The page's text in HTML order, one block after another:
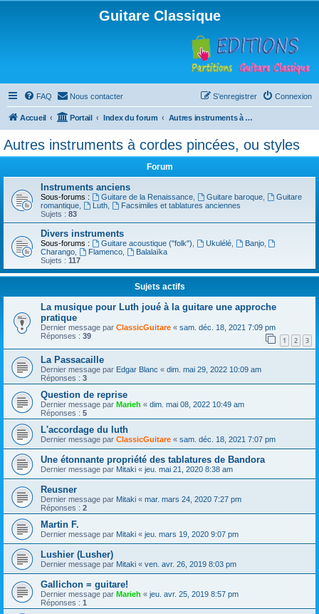
Guitare Classique
FAQ Nous contacter Connexion
S’enregistrer
Accueil Portail Index du forum Autres instruments à cordes pincées, ou styles
Autres instruments à cordes pincées, ou styles
Forum
Instruments anciens
Sous-forums : Guitare de la Renaissance, Guitare baroque,
Guitare
romantique
Luth,
Facsimiles et tablatures anciennes
Sujets : 83
Divers instruments
Sous-forums : Guitare acoustique ("folk") Ukulélé, Banjo,
Charango
Flamenco,
Balalaïka
Sujets : 117
Sujets actifs
La musique pour Luth joué à la guitare une approche
pratique
Dernier message par ClassicGuitare « sam. déc. 18, 2021 7:09 pm
Réponses : 39 1 2 3
La Passacaille
Dernier message par Edgar Blanc « dim. mai 29, 2022 10:09 am
Réponses : 3
Question de reprise
Dernier message par Marieh « dim. mai 08, 2022 10:49 am
Réponses : 5
L'accordage du luth
Dernier message par ClassicGuitare « sam. déc. 18, 2021 7:07 pm
Une étonnante propriété des tablatures de Bandora
Dernier message par Mitaki « jeu. mai 21, 2020 8:38 am
Reusner
Dernier message par Mitaki « mar. mars 24, 2020 7:27 pm
Réponses : 2
Martin F.
Dernier message par Mitaki « jeu. mars 19, 2020 9:07 pm
Lushier (Lusher)
Dernier message par Mitaki « ven. avr. 26, 2019 8:03 pm
Gallichon = guitare!
Dernier message par Marieh « jeu. avr. 25, 2019 8:57 pm
Réponses : 1